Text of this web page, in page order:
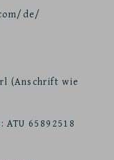
de/
(Anschrift wie
65892518